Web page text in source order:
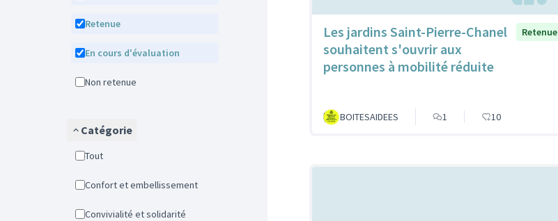
Retenue
En cours d'évaluation
Non retenue
Catégorie
Tout
Confort et embellissement
Convivialité et solidarité
Les jardins Saint-Pierre-Chanel
souhaitent s'ouvrir aux
personnes à mobilité réduite
Retenue
BOITESAIDEES 1 10